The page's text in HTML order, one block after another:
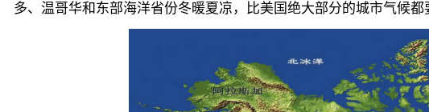
多、温哥华和东部海洋省份冬暖夏凉，比美国绝大部分的城市气候都